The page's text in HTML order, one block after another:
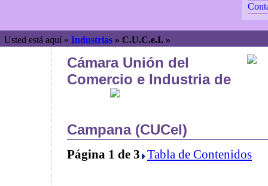
Usted está aquí » Industrias » C.U.C.e.I. »
Cámara Unión del
Comercio e Industria de
Campana (CUCeI)
Página 1 de 3 Tabla de Contenidos